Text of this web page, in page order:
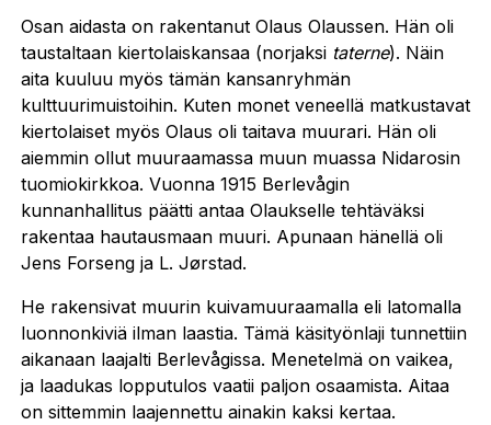
Osan aidasta on rakentanut Olaus Olaussen. Hän oli
taustaltaan kiertolaiskansaa (norjaksi taterne). Näin
aita kuuluu myös tämän kansanryhmän
kulttuurimuistoihin. Kuten monet veneellä matkustavat
kiertolaiset myös Olaus oli taitava muurari. Hän oli
aiemmin ollut muuraamassa muun muassa Nidarosin
tuomiokirkkoa. Vuonna 1915 Berlevågin
kunnanhallitus päätti antaa Olaukselle tehtäväksi
rakentaa hautausmaan muuri. Apunaan hänellä oli
Jens Forseng ja L. Jørstad.
He rakensivat muurin kuivamuuraamalla eli latomalla
luonnonkiviä ilman laastia. Tämä käsityönlaji tunnettiin
aikanaan laajalti Berlevågissa. Menetelmä on vaikea,
ja laadukas lopputulos vaatii paljon osaamista. Aitaa
on sittemmin laajennettu ainakin kaksi kertaa.